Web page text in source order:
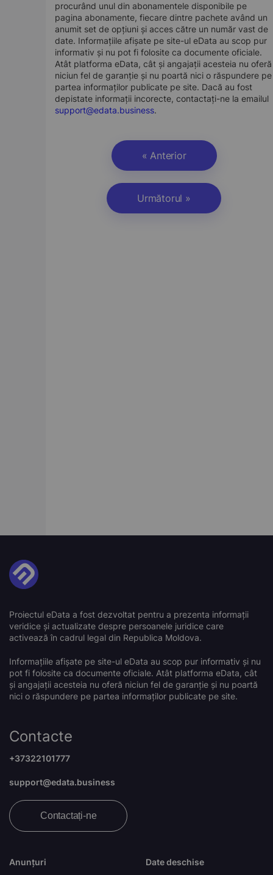
procurând unul din abonamentele disponibile pe
pagina abonamente, fiecare dintre pachete având un
anumit set de opțiuni și acces către un număr vast de
date. Informațiile afișate pe site-ul eData au scop pur
informativ și nu pot fi folosite ca documente oficiale.
Atât platforma eData, cât și angajații acesteia nu oferă
niciun fel de garanție și nu poartă nici o răspundere pe
partea informaților publicate pe site. Dacă au fost
depistate informații incorecte, contactați-ne la emailul
support@edata.business.
« Anterior
Următorul »
Proiectul eData a fost dezvoltat pentru a prezenta informații
veridice și actualizate despre persoanele juridice care
activează în cadrul legal din Republica Moldova.
Informațiile afișate pe site-ul eData au scop pur informativ și nu
pot fi folosite ca documente oficiale. Atât platforma eData, cât
și angajații acesteia nu oferă niciun fel de garanție și nu poartă
nici o răspundere pe partea informaților publicate pe site.
Anunțuri Date deschise
Contacte
+37322101777
support@edata.business
Contactați-ne